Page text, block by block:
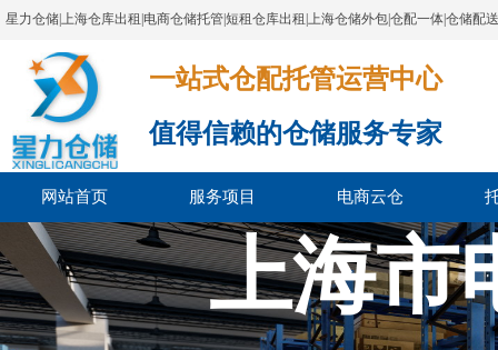
星力仓储|上海仓库出租|电商仓储托管|短租仓库出租|上海仓储外包|仓配一体|仓储配
一站式仓配托管运营中心​​​​​​​​​​​​​​​​​
值得信赖的仓储服务专家
网站首页 服务项目 电商云仓
上海市